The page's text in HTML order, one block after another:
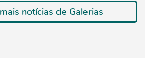
notícias de Galerias